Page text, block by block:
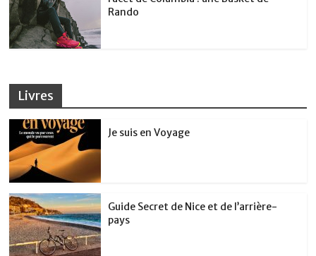
Rando
Livres
Je suis en Voyage
Guide Secret de Nice et de l’arrière-
pays